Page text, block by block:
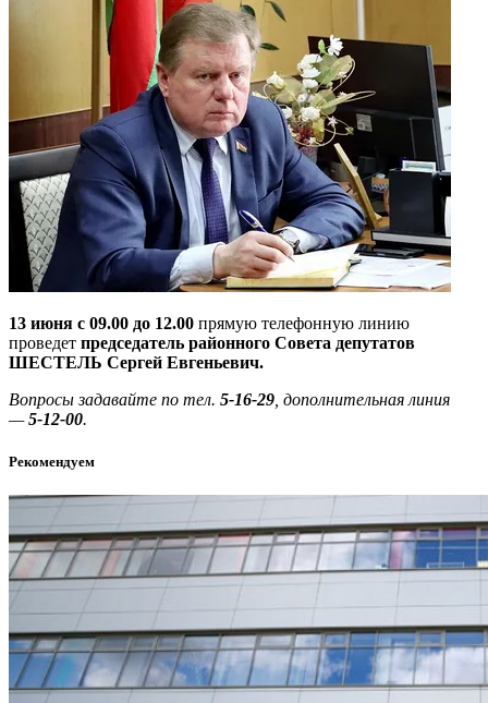
13 июня с 09.00 до 12.00 прямую телефонную линию
проведет председатель районного Совета депутатов
ШЕСТЕЛЬ Сергей Евгеньевич.
Вопросы задавайте по тел. 5-16-29 , дополнительная линия
—5-12-00.
Рекомендуем